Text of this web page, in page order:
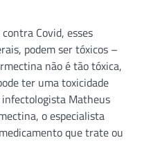
Covid, esses
podem ser tóxicos –
não é tão tóxica,
ter uma toxicidade
infectologista Matheus
o especialista
que trate ou